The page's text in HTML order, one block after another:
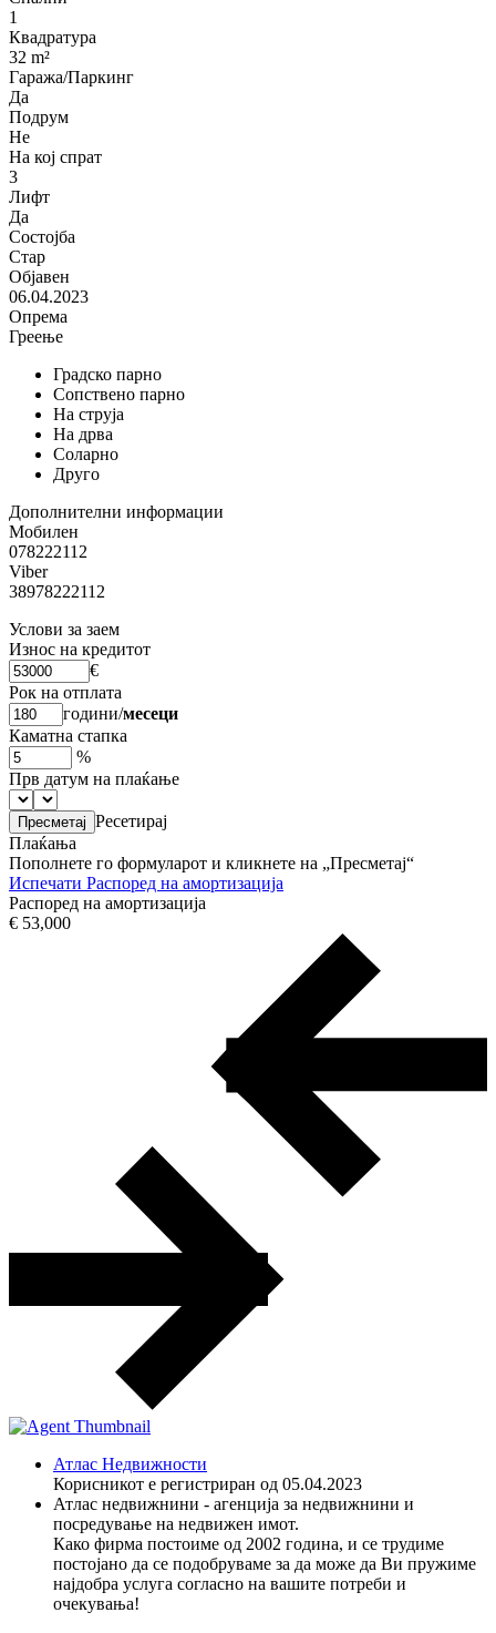
1
Квадратура
32 m²
Гаража/Паркинг
Да
Подрум
Не
На кој спрат
3
Лифт
Да
Состојба
Стар
Објавен
06.04.2023
Опрема
Греење
Градско парно
Сопствено парно
На струја
На дрва
Соларно
Друго
Дополнителни информации
Мобилен
078222112
Viber
38978222112
Услови за заем
Износ на кредитот
€
Рок на отплата
години/месеци
Каматна стапка
%
Прв датум на плаќање
Ресетирај
Плаќања
Пополнете го формуларот и кликнете на „Пресметај“
Испечати Распоред на амортизација
Распоред на амортизација
€ 53,000
Атлас Недвижности
Корисникот е регистриран од 05.04.2023
Атлас недвижнини - агенција за недвижнини и
посредување на недвижен имот.
Како фирма постоиме од 2002 година, и се трудиме
постојано да се подобруваме за да може да Ви пружиме
најдобра услуга согласно на вашите потреби и
очекувања!